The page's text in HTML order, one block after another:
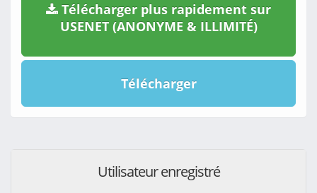
Télécharger plus rapidement sur
USENET (ANONYME & ILLIMITÉ)
Télécharger
Utilisateur enregistré